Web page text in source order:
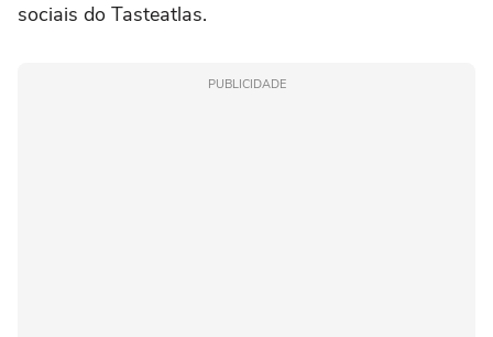
sociais do Tasteatlas.
PUBLICIDADE